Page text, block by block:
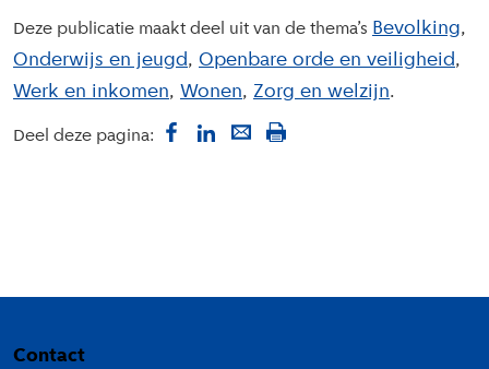
Deze publicatie maakt deel uit van de thema’s Bevolking
Onderwijs en jeugd Openbare orde en veiligheid
Werk en inkomen
Wonen Zorg en welzijn
Deel deze pagina:
Contact